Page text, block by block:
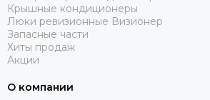
Крышные кондиционеры
Люки ревизионные Визионер
Запасные части
Хиты продаж
Акции
О компании